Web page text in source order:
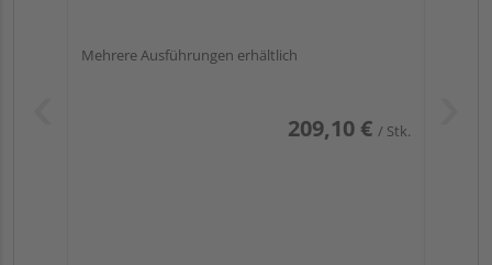
Mehrere Ausführungen erhältlich
209,10 € / Stk.